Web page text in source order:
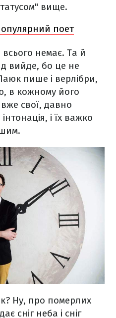
вище.
поет
немає. Та й
вийде, бо це не
пише і верлібри,
в кожному його
вже свої, давно
і їх важко
Ну, про померлих
сніг неба і сніг